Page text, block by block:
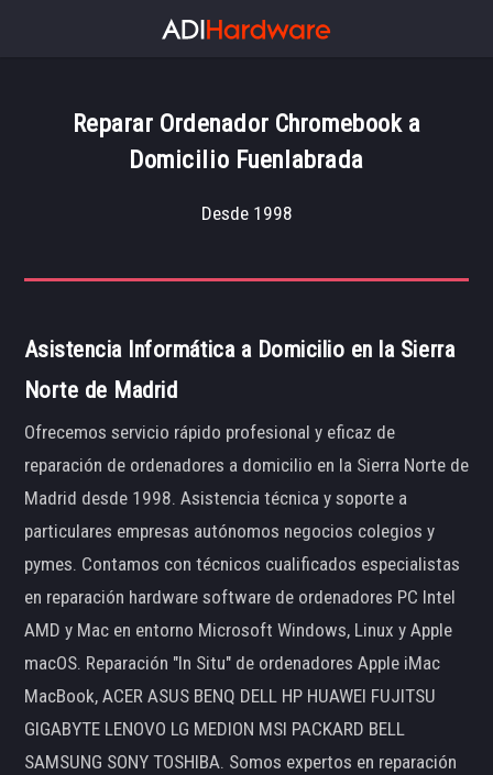
Reparar Ordenador Chromebook a
Domicilio Fuenlabrada
Desde 1998
Asistencia Informática a Domicilio en la Sierra
Norte de Madrid
Ofrecemos servicio rápido profesional y eficaz de
reparación de ordenadores a domicilio en la Sierra Norte de
Madrid desde 1998. Asistencia técnica y soporte a
particulares empresas autónomos negocios colegios y
pymes. Contamos con técnicos cualificados especialistas
en reparación hardware software de ordenadores PC Intel
AMD y Mac en entorno Microsoft Windows, Linux y Apple
macOS. Reparación "In Situ" de ordenadores Apple iMac
MacBook, ACER ASUS BENQ DELL HP HUAWEI FUJITSU
GIGABYTE LENOVO LG MEDION MSI PACKARD BELL
SAMSUNG SONY TOSHIBA. Somos expertos en reparación